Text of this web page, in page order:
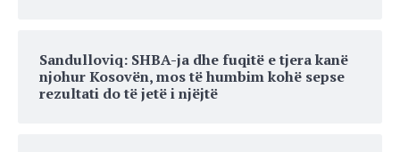
Sandulloviq: SHBA-ja dhe fuqitë e tjera kanë
njohur Kosovën, mos të humbim kohë sepse
rezultati do të jetë i njëjtë